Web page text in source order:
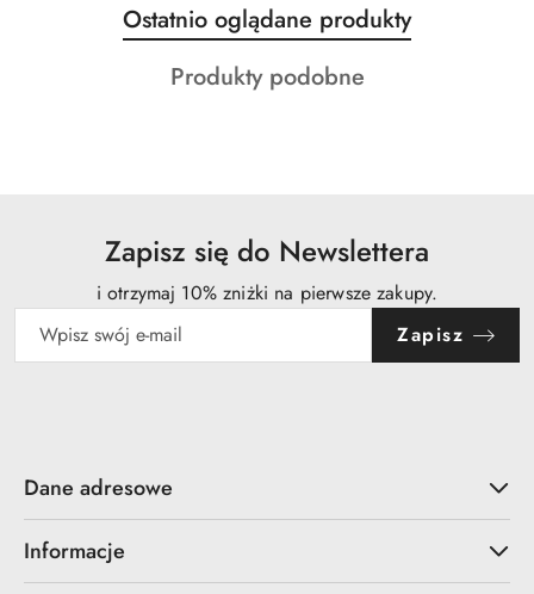
Pomiń karuzelę produktów
Produkty
o
statusie:
Ostatnio oglądane produkty
Produkty
Produkty podobne
Zapisz się do Newslettera
i otrzymaj 10% zniżki na pierwsze zakupy.
Zapisz
Dane adresowe
Informacje